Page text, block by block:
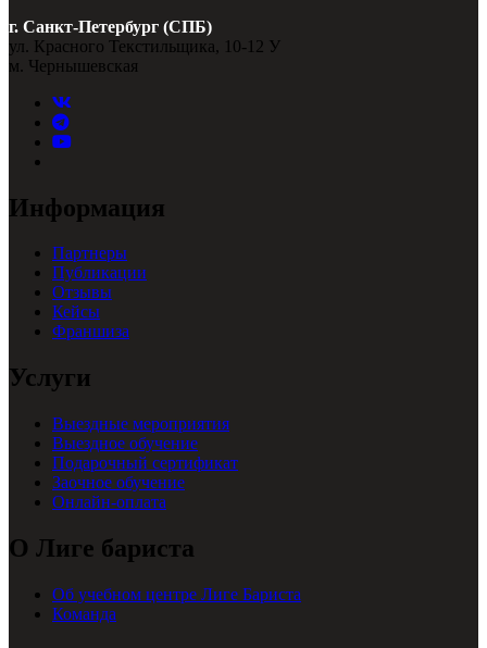
г. Санкт-Петербург (СПБ)
ул. Красного Текстильщика, 10-12 У
м. Чернышевская
Информация
Партнеры
Публикации
Отзывы
Кейсы
Франшиза
Услуги
Выездные мероприятия
Выездное обучение
Подарочный сертификат
Заочное обучение
Онлайн-оплата
О Лиге бариста
Об учебном центре Лиге Бариста
Команда